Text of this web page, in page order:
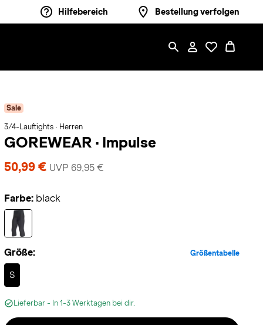
Hilfebereich Bestellung verfolgen
Sale
3/4-Lauftights · Herren
GOREWEAR · Impulse
50,99 € UVP 69,95 €
Farbe: black
Größe: Größentabelle
S
Selected
Lieferbar - In 1-3 Werktagen bei dir.